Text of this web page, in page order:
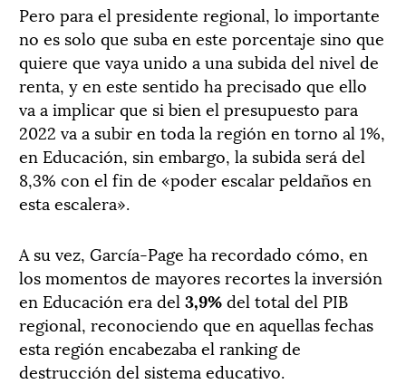
Pero para el presidente regional, lo importante
no es solo que suba en este porcentaje sino que
quiere que vaya unido a una subida del nivel de
renta, y en este sentido ha precisado que ello
va a implicar que si bien el presupuesto para
2022 va a subir en toda la región en torno al 1%,
en Educación, sin embargo, la subida será del
8,3% con el fin de «poder escalar peldaños en
esta escalera».
A su vez, García-Page ha recordado cómo, en
los momentos de mayores recortes la inversión
en Educación era del 3,9%del total del PIB
regional, reconociendo que en aquellas fechas
esta región encabezaba el ranking de
destrucción del sistema educativo.